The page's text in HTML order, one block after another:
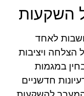
השקעות
לאחד
הצלחה ויציבות
במגמות
חדשניים